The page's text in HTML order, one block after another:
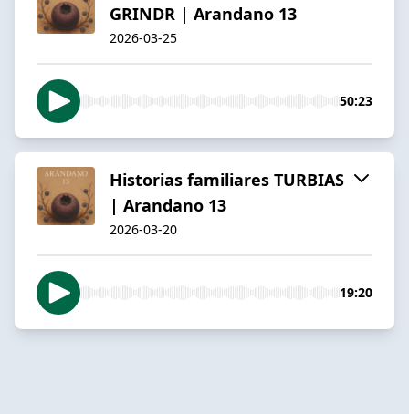
GRINDR | Arandano 13
2026-03-25
50:23
Historias familiares TURBIAS
| Arandano 13
2026-03-20
19:20